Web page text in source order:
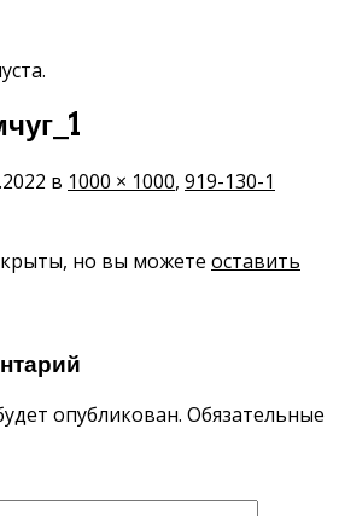
в 1000 × 1000, 919-130-1
но вы можете оставить
опубликован. Обязательные